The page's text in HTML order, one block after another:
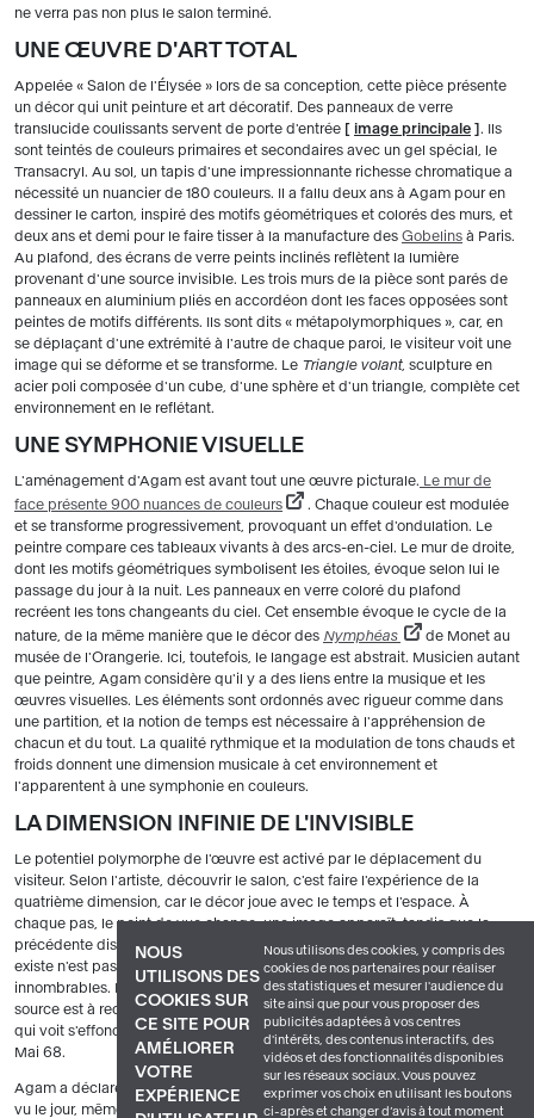
NOUS
UTILISONS DES
COOKIES SUR
CE SITE POUR
AMÉLIORER
VOTRE
EXPÉRIENCE
Nous utilisons des cookies, y compris des
cookies de nos partenaires pour réaliser
des statistiques et mesurer l'audience du
site ainsi que pour vous proposer des
publicités adaptées à vos centres
d'intérêts, des contenus interactifs, des
vidéos et des fonctionnalités disponibles
sur les réseaux sociaux. Vous pouvez
exprimer vos choix en utilisant les boutons
ci-après et changer d’avis à tout moment
ne verra pas non plus le salon terminé.
UNE ŒUVRE D'ART TOTAL
Appelée « Salon de l'Élysée » lors de sa conception, cette pièce présente
un décor qui unit peinture et art décoratif. Des panneaux de verre
translucide coulissants servent de porte d'entrée [ image principale ] . Ils
sont teintés de couleurs primaires et secondaires avec un gel spécial, le
Transacryl. Au sol, un tapis d'une impressionnante richesse chromatique a
nécessité un nuancier de 180 couleurs. Il a fallu deux ans à Agam pour en
dessiner le carton, inspiré des motifs géométriques et colorés des murs, et
deux ans et demi pour le faire tisser à la manufacture des Gobelins à Paris.
Au plafond, des écrans de verre peints inclinés reflètent la lumière
provenant d'une source invisible. Les trois murs de la pièce sont parés de
panneaux en aluminium pliés en accordéon dont les faces opposées sont
peintes de motifs différents. Ils sont dits « métapolymorphiques », car, en
se déplaçant d'une extrémité à l'autre de chaque paroi, le visiteur voit une
image qui se déforme et se transforme. Le Triangle volant, sculpture en
acier poli composée d'un cube, d'une sphère et d'un triangle, complète cet
environnement en le reflétant.
UNE SYMPHONIE VISUELLE
L'aménagement d'Agam est avant tout une œuvre picturale. Le mur de
face présente 900 nuances de couleurs
. Chaque couleur est modulée
et se transforme progressivement, provoquant un effet d'ondulation. Le
peintre compare ces tableaux vivants à des arcs-en-ciel. Le mur de droite,
dont les motifs géométriques symbolisent les étoiles, évoque selon lui le
passage du jour à la nuit. Les panneaux en verre coloré du plafond
recréent les tons changeants du ciel. Cet ensemble évoque le cycle de la
nature, de la même manière que le décor des Nymphéas
de Monet au
musée de l'Orangerie. Ici, toutefois, le langage est abstrait. Musicien autant
que peintre, Agam considère qu'il y a des liens entre la musique et les
œuvres visuelles. Les éléments sont ordonnés avec rigueur comme dans
une partition, et la notion de temps est nécessaire à l'appréhension de
chacun et du tout. La qualité rythmique et la modulation de tons chauds et
froids donnent une dimension musicale à cet environnement et
l'apparentent à une symphonie en couleurs.
LA DIMENSION INFINIE DE L'INVISIBLE
Le potentiel polymorphe de l'œuvre est activé par le déplacement du
visiteur. Selon l'artiste, découvrir le salon, c'est faire l'expérience de la
quatrième dimension, car le décor joue avec le temps et l'espace. À
chaque pas, le point de vue change, une image apparaît, tandis que la
précédente disparaît. Cette expérience fait réfléchir le spectateur : ce qui
existe n'est pas forcément visible, et les images invisibles sont
innombrables. L'œuvre comporte une dimension métaphysique dont la
source est à rechercher dans le judaïsme. Elle s'inscrit dans une époque
qui voit s'effondrer les valeurs spirituelles après les bouleversements de
Mai 68.
Agam a déclaré que cette œuvre était profondément liée à Paris où elle a
vu le jour, même si ses racines sont au Moyen-Orient, dans la Bible. Les